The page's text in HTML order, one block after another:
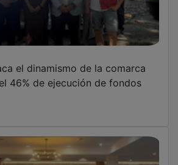
contratos de ayudas Leader
que invertirán más de
en la comarca